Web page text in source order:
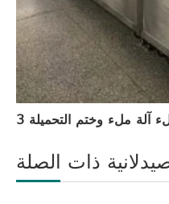
آلة ملء وختم التحميلة
ذات الصلة